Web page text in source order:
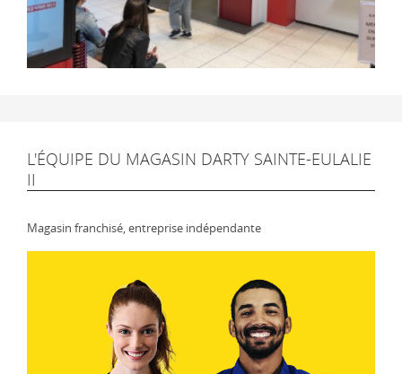
L'ÉQUIPE DU MAGASIN DARTY SAINTE-EULALIE
II
Magasin franchisé, entreprise indépendante